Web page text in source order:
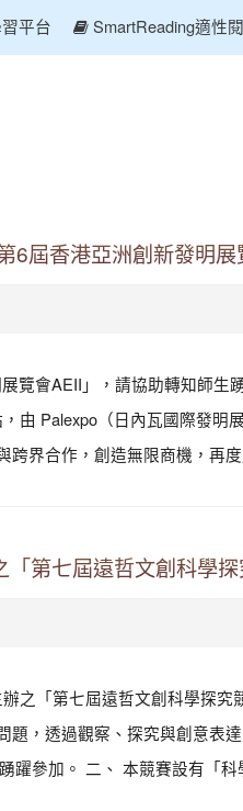
平台 SmartReading適性
6屆香港亞洲創新發明展
覽會AEII」，請協助轉知師
由 Palexpo（日內瓦國際發
界合作，創造無限商機，再
「第七屆遠哲文創科學
之「第七屆遠哲文創科學探
，透過觀察、探究與創意
躍參加。 二、 本競賽設有「